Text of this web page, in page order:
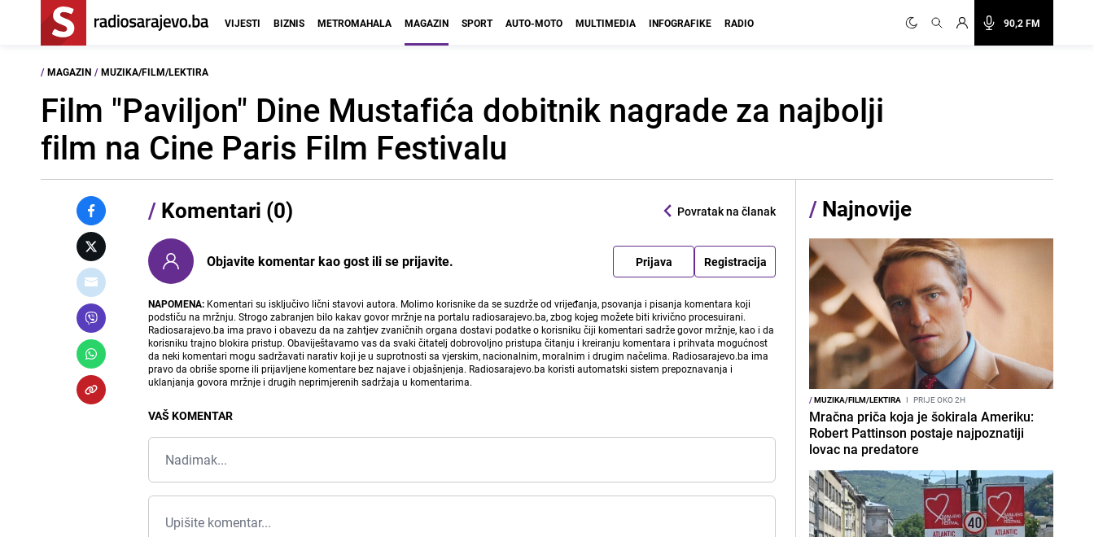
90,2 FM
VIJESTI BIZNIS METROMAHALA MAGAZIN SPORT AUTO-MOTO MULTIMEDIA INFOGRAFIKE RADIO
/ MAGAZIN / MUZIKA/FILM/LEKTIRA
Film "Paviljon" Dine Mustafića dobitnik nagrade za najbolji
film na Cine Paris Film Festivalu
/ Komentari (0) Povratak na članak
Objavite komentar kao gost ili se prijavite. Prijava Registracija
NAPOMENA: Komentari su isključivo lični stavovi autora. Molimo korisnike da se suzdrže od vrijeđanja, psovanja i pisanja komentara koji
podstiču na mržnju. Strogo zabranjen bilo kakav govor mržnje na portalu radiosarajevo.ba, zbog kojeg možete biti krivično procesuirani.
Radiosarajevo.ba ima pravo i obavezu da na zahtjev zvaničnih organa dostavi podatke o korisniku čiji komentari sadrže govor mržnje, kao i da
korisniku trajno blokira pristup. Obaviještavamo vas da svaki čitatelj dobrovoljno pristupa čitanju i kreiranju komentara i prihvata mogućnost
da neki komentari mogu sadržavati narativ koji je u suprotnosti sa vjerskim, nacionalnim, moralnim i drugim načelima. Radiosarajevo.ba ima
pravo da obriše sporne ili prijavljene komentare bez najave i objašnjenja. Radiosarajevo.ba koristi automatski sistem prepoznavanja i
uklanjanja govora mržnje i drugih neprimjerenih sadržaja u komentarima.
VAŠ KOMENTAR
/ Najnovije
/MUZIKA/FILM/LEKTIRA I PRIJE OKO 2H
Mračna priča koja je šokirala Ameriku:
Robert Pattinson postaje najpoznatiji
lovac na predatore